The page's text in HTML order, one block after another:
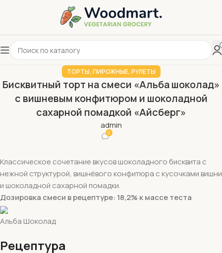
ТОРТЫ, ПИРОЖНЫЕ, РУЛЕТЫ
Бисквитный торт на смеси «Альба шоколад»
с вишневым конфитюром и шоколадной
сахарной помадкой «Айсберг»
admin
0
Классическое сочетание вкусов шоколадного бисквита с
нежной структурой, вишнёвого конфитюра с кусочками вишни
и шоколадной сахарной помадки.
Дозировка смеси в рецептуре: 18,2% к массе теста
Альба Шоколад
Рецептура